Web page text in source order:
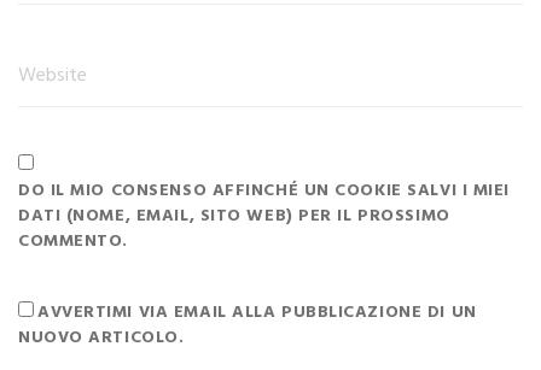
DO IL MIO CONSENSO AFFINCHÉ UN COOKIE SALVI I MIEI
DATI (NOME, EMAIL, SITO WEB) PER IL PROSSIMO
COMMENTO.
AVVERTIMI VIA EMAIL ALLA PUBBLICAZIONE DI UN
NUOVO ARTICOLO.